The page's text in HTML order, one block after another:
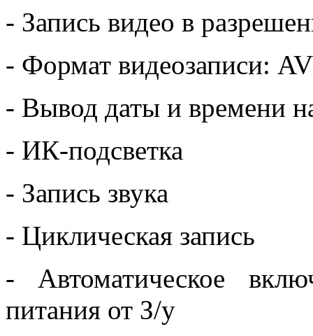
- Запись видео в
- Формат видеозаписи:
- Вывод даты и времени
- ИК-подсветка
- Запись звука
- Циклическая запись
- Автоматическое
питания от З/у